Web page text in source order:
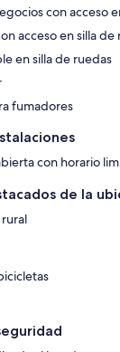
con acceso
acceso en silla de
en silla de ruedas
fumadores
con horario
de la
rural